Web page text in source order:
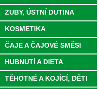
ZUBY, ÚSTNÍ DUTINA
KOSMETIKA
ČAJE A ČAJOVÉ SMĚSI
HUBNUTÍ A DIETA
TĚHOTNÉ A KOJÍCÍ, DĚTI